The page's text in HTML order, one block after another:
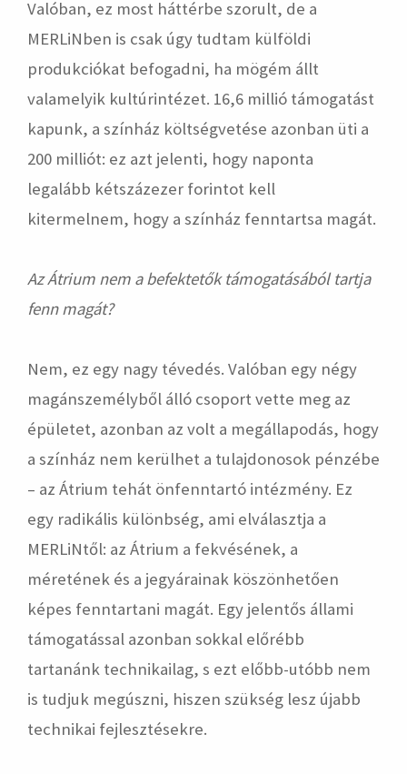
Valóban, ez most háttérbe szorult, de a
MERLiNben is csak úgy tudtam külföldi
produkciókat befogadni, ha mögém állt
valamelyik kultúrintézet. 16,6 millió támogatást
kapunk, a színház költségvetése azonban üti a
200 milliót: ez azt jelenti, hogy naponta
legalább kétszázezer forintot kell
kitermelnem, hogy a színház fenntartsa magát.
Az Átrium nem a befektetők támogatásából tartja
fenn magát?
Nem, ez egy nagy tévedés. Valóban egy négy
magánszemélyből álló csoport vette meg az
épületet, azonban az volt a megállapodás, hogy
a színház nem kerülhet a tulajdonosok pénzébe
– az Átrium tehát önfenntartó intézmény. Ez
egy radikális különbség, ami elválasztja a
MERLiNtől: az Átrium a fekvésének, a
méretének és a jegyárainak köszönhetően
képes fenntartani magát. Egy jelentős állami
támogatással azonban sokkal előrébb
tartanánk technikailag, s ezt előbb-utóbb nem
is tudjuk megúszni, hiszen szükség lesz újabb
technikai fejlesztésekre.